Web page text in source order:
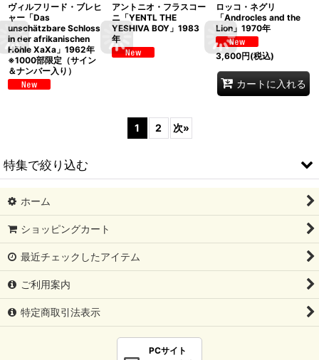
ヴィルフリード・ブレヒ
ャー「Das
unschätzbare Schloss
in der afrikanischen
Höhle XaXa」1962年
※1000部限定（サイン
＆ナンバー入り）
アントニオ・フラスコー
ニ「YENTL THE
YESHIVA BOY」1983
年
ロッコ・ネグリ
「Androcles and the
Lion」1970年
3,600円(税込)
カートに入れる
1 2 次»
特集で絞り込む
《 自社出版本&自社商品 》
《 新品／新刊 》
《 古本 》
＜洋書絵本＞
ホーム
ショッピングカート
最近チェックしたアイテム
ご利用案内
特定商取引法表示
PCサイト